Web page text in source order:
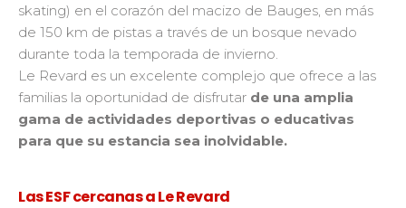
skating) en el corazón del macizo de Bauges, en más
de 150 km de pistas a través de un bosque nevado
durante toda la temporada de invierno.
Le Revard es un excelente complejo que ofrece a las
familias la oportunidad de disfrutar de una amplia
gama de actividades deportivas o educativas
para que su estancia sea inolvidable.
Las ESF cercanas a Le Revard